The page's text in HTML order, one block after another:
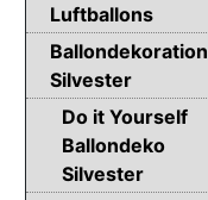
Luftballons
Ballondekoration
Silvester
Do it Yourself
Ballondeko
Silvester